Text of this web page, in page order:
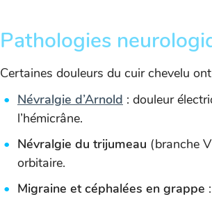
Pathologies
Certaines douleurs du cuir chevelu
Névralgie d’Arnold : douleur
l’hémicrâne.
Névralgie du trijumeau (branche
orbitaire.
Migraine et céphalées en grappe